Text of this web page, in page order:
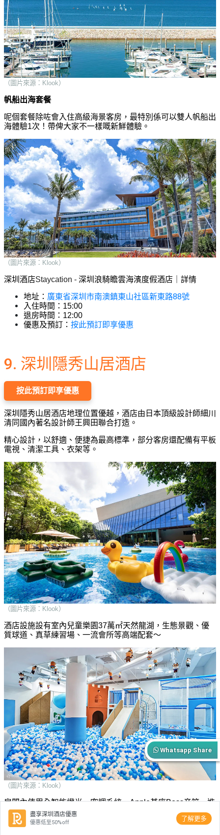
Whatsapp Share
盡享深圳酒店優惠
優惠低至50%off
了解更多
（圖片來源：Klook）
帆船出海套餐
呢個套餐除咗會入住高級海景客房，最特別係可以雙人帆船出
海體驗1次！帶俾大家不一樣嘅新鮮體驗。
（圖片來源：Klook）
深圳酒店Staycation - 深圳浪騎瞻雲海濱度假酒店｜詳情
地址： 廣東省深圳市南澳鎮東山社區新東路88號
入住時間：15:00
退房時間：12:00
優惠及預訂： 按此預訂即享優惠
9. 深圳隱秀山居酒店
按此預訂即享優惠
深圳隱秀山居酒店地理位置優越，酒店由日本頂級設計師細川
清同國內著名設計師王興田聯合打造。
精心設計，以舒適、便捷為最高標準，部分客房還配備有平板
電視、清潔工具、衣架等。
（圖片來源：Klook）
酒店設施設有室內兒童樂園37萬㎡天然龍湖，生態景觀、優
質球道、真草練習場、一流會所等高端配套～
（圖片來源：Klook）
房間內使用全智能燈光、空調系統、Apple基座Boss音箱、進
口設備裝飾的獨立淋浴間等，入住時加倍舒適。